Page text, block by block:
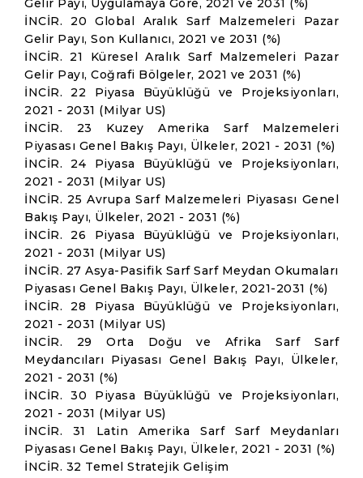
Gelir Payı, Uygulamaya Göre, 2021 ve 2031 (%)
İNCİR. 20 Global Aralık Sarf Malzemeleri Pazar
Gelir Payı, Son Kullanıcı, 2021 ve 2031 (%)
İNCİR. 21 Küresel Aralık Sarf Malzemeleri Pazar
Gelir Payı, Coğrafi Bölgeler, 2021 ve 2031 (%)
İNCİR. 22 Piyasa Büyüklüğü ve Projeksiyonları,
2021 - 2031 (Milyar US)
İNCİR. 23 Kuzey Amerika Sarf Malzemeleri
Piyasası Genel Bakış Payı, Ülkeler, 2021 - 2031 (%)
İNCİR. 24 Piyasa Büyüklüğü ve Projeksiyonları,
2021 - 2031 (Milyar US)
İNCİR. 25 Avrupa Sarf Malzemeleri Piyasası Genel
Bakış Payı, Ülkeler, 2021 - 2031 (%)
İNCİR. 26 Piyasa Büyüklüğü ve Projeksiyonları,
2021 - 2031 (Milyar US)
İNCİR. 27 Asya-Pasifik Sarf Sarf Meydan Okumaları
Piyasası Genel Bakış Payı, Ülkeler, 2021-2031 (%)
İNCİR. 28 Piyasa Büyüklüğü ve Projeksiyonları,
2021 - 2031 (Milyar US)
İNCİR. 29 Orta Doğu ve Afrika Sarf Sarf
Meydancıları Piyasası Genel Bakış Payı, Ülkeler,
2021 - 2031 (%)
İNCİR. 30 Piyasa Büyüklüğü ve Projeksiyonları,
2021 - 2031 (Milyar US)
İNCİR. 31 Latin Amerika Sarf Sarf Meydanları
Piyasası Genel Bakış Payı, Ülkeler, 2021 - 2031 (%)
İNCİR. 32 Temel Stratejik Gelişim